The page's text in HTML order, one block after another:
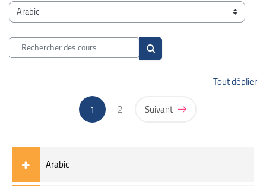
Catégories de cours
Rechercher des cours
Rechercher des cours
Tout déplier
1 (actuel)
2 Suivant
Arabic